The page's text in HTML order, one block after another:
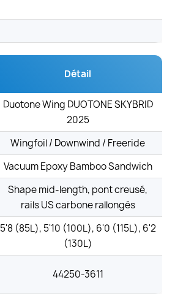
Détail
Duotone Wing DUOTONE SKYBRID
2025
Wingfoil / Downwind / Freeride
Vacuum Epoxy Bamboo Sandwich
Shape mid-length, pont creusé,
rails US carbone rallongés
5'8 (85L), 5'10 (100L), 6'0 (115L), 6'2
(130L)
44250-3611